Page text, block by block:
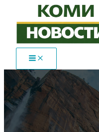
содержимому